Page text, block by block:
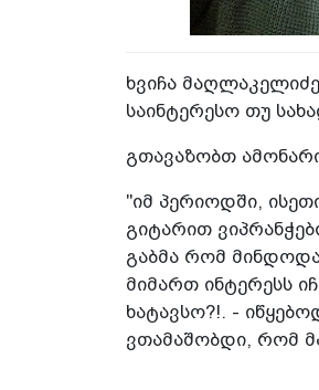
ხვიჩა
საინტერესო თუ
გთავაზობთ
"იმ პერიოდში,
გიტარით
გაბმა რომ
მიმართ ინტერესს
ხატავსო?!. -
ვთამაშობდი, რომ